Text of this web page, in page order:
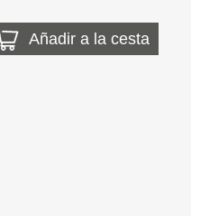
Añadir a la cesta